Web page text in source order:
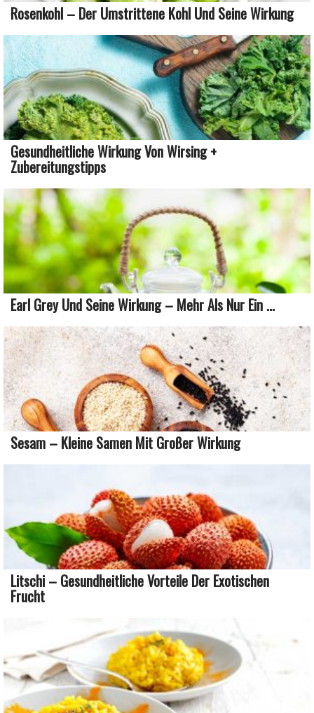
Rosenkohl – Der Umstrittene Kohl Und Seine Wirkung
Gesundheitliche Wirkung Von Wirsing +
Zubereitungstipps
Earl Grey Und Seine Wirkung – Mehr Als Nur Ein ...
Sesam – Kleine Samen Mit Großer Wirkung
Litschi – Gesundheitliche Vorteile Der Exotischen
Frucht